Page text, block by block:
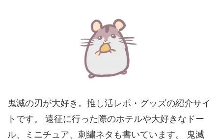
鬼滅の刃が大好き。推し活レポ・グッズの紹介サイ
トです。 遠征に行った際のホテルや大好きなドー
ル、ミニチュア、刺繍ネタも書いています。 鬼滅